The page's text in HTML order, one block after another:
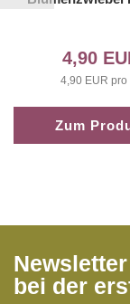
4,90
4,90 EUR pro
Zum
bei der